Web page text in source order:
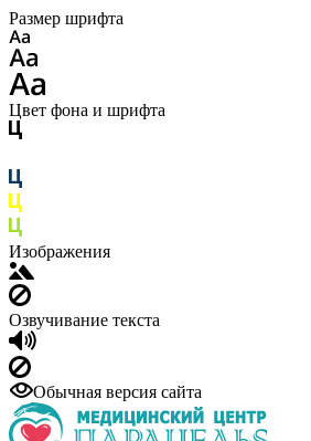
Размер шрифта
Цвет фона и шрифта
Изображения
Озвучивание текста
Обычная версия сайта